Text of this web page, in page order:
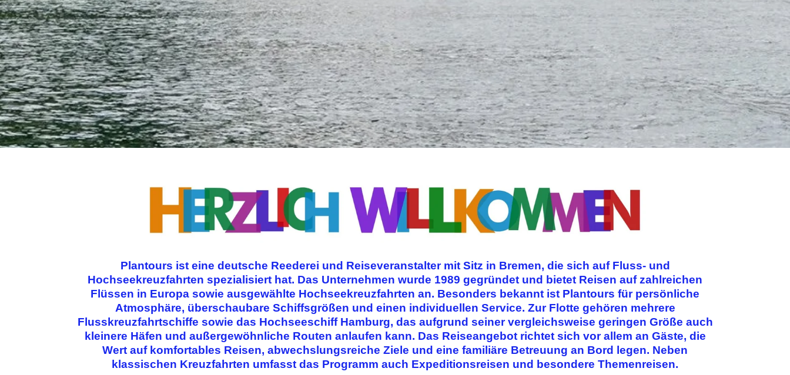
Plantours ist eine deutsche Reederei und Reiseveranstalter mit Sitz in Bremen, die sich auf Fluss- und
Hochseekreuzfahrten spezialisiert hat. Das Unternehmen wurde 1989 gegründet und bietet Reisen auf zahlreichen
Flüssen in Europa sowie ausgewählte Hochseekreuzfahrten an. Besonders bekannt ist Plantours für persönliche
Atmosphäre, überschaubare Schiffsgrößen und einen individuellen Service. Zur Flotte gehören mehrere
Flusskreuzfahrtschiffe sowie das Hochseeschiff Hamburg, das aufgrund seiner vergleichsweise geringen Größe auch
kleinere Häfen und außergewöhnliche Routen anlaufen kann. Das Reiseangebot richtet sich vor allem an Gäste, die
Wert auf komfortables Reisen, abwechslungsreiche Ziele und eine familiäre Betreuung an Bord legen. Neben
klassischen Kreuzfahrten umfasst das Programm auch Expeditionsreisen und besondere Themenreisen.